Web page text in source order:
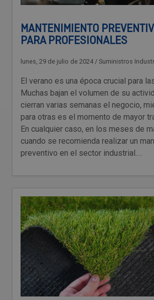
MANTENIMIENTO
PARA PROFESIONALES
lunes, 29 de julio de 2024 / Suministros
El verano es una época crucial para
Muchas bajan el volumen de su
cierran varias semanas el negocio,
para otras es el momento de mayor
En cualquier caso, en los meses de
cuando se recomienda realizar un
preventivo en el sector industrial.…